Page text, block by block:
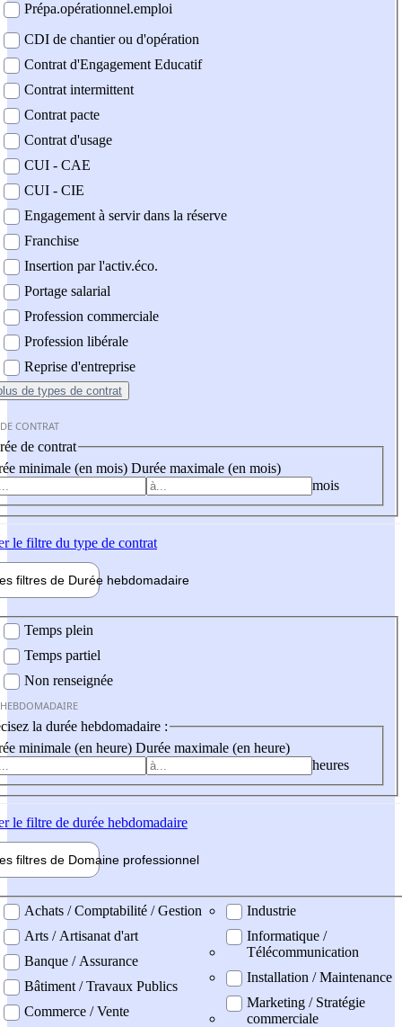
Prépa.opérationnel.emploi
CDI de chantier ou d'opération
Contrat d'Engagement Educatif
Contrat intermittent
Contrat pacte
Contrat d'usage
CUI - CAE
CUI - CIE
Engagement à servir dans la réserve
Franchise
Insertion par l'activ.éco.
Portage salarial
Profession commerciale
Profession libérale
Reprise d'entreprise
de types de contrat
CONTRAT
de contrat
minimale (en mois) Durée maximale (en mois)
mois
le filtre du type de contrat
filtres de Durée hebdomadaire
Temps plein
Temps partiel
Non renseignée
la durée hebdomadaire :
minimale (en heure) Durée maximale (en heure)
heures
le filtre de durée hebdomadaire
filtres de Domaine professionnel
professionel
Achats / Comptabilité / Gestion
Arts / Artisanat d'art
Banque / Assurance
Bâtiment / Travaux Publics
Commerce / Vente
Industrie
Informatique /
Télécommunication
Installation / Maintenance
Marketing / Stratégie
commerciale